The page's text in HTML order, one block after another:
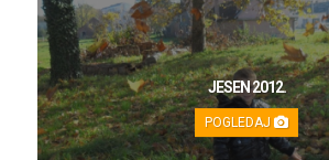
JESEN 2012.
POGLEDAJ